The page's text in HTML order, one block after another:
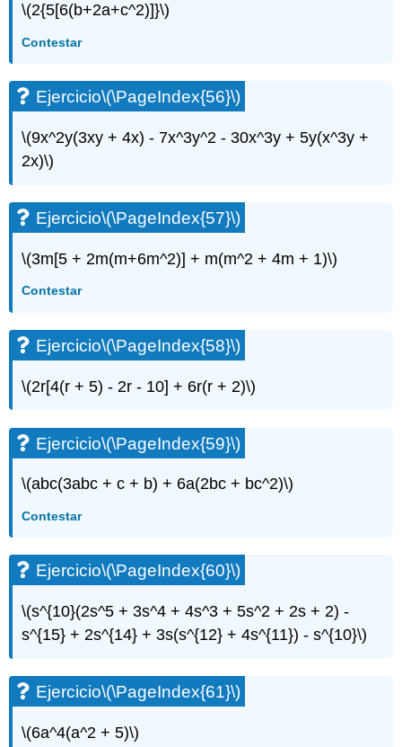
\(2{5[6(b+2a+c^2)]}\)
Contestar
Ejercicio\(\PageIndex{56}\)
\(9x^2y(3xy + 4x) - 7x^3y^2 - 30x^3y + 5y(x^3y +
2x)\)
Ejercicio\(\PageIndex{57}\)
\(3m[5 + 2m(m+6m^2)] + m(m^2 + 4m + 1)\)
Contestar
Ejercicio\(\PageIndex{58}\)
\(2r[4(r + 5) - 2r - 10] + 6r(r + 2)\)
Ejercicio\(\PageIndex{59}\)
\(abc(3abc + c + b) + 6a(2bc + bc^2)\)
Contestar
Ejercicio\(\PageIndex{60}\)
\(s^{10}(2s^5 + 3s^4 + 4s^3 + 5s^2 + 2s + 2) -
s^{15} + 2s^{14} + 3s(s^{12} + 4s^{11}) - s^{10}\)
Ejercicio\(\PageIndex{61}\)
\(6a^4(a^2 + 5)\)